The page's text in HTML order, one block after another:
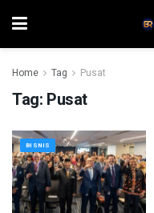
Home Tag Pusat
Tag: Pusat
BISNIS